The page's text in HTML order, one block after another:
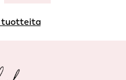
tuotteita